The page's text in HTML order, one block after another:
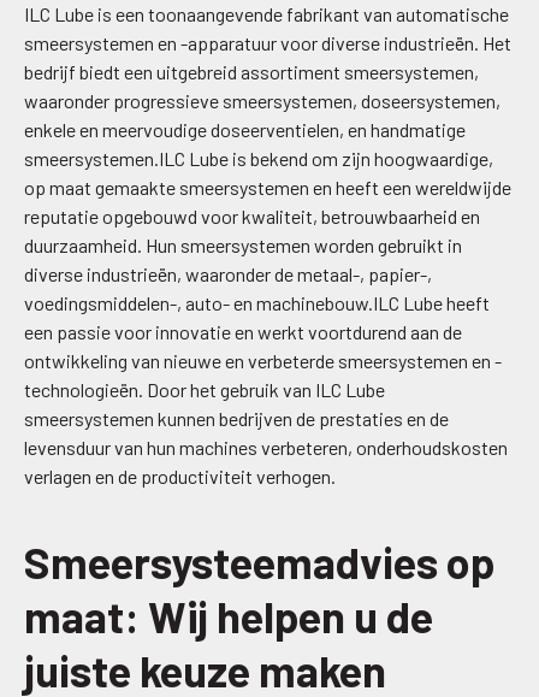
ILC Lube is een toonaangevende fabrikant van automatische
smeersystemen en -apparatuur voor diverse industrieën. Het
bedrijf biedt een uitgebreid assortiment smeersystemen,
waaronder progressieve smeersystemen, doseersystemen,
enkele en meervoudige doseerventielen, en handmatige
smeersystemen.ILC Lube is bekend om zijn hoogwaardige,
op maat gemaakte smeersystemen en heeft een wereldwijde
reputatie opgebouwd voor kwaliteit, betrouwbaarheid en
duurzaamheid. Hun smeersystemen worden gebruikt in
diverse industrieën, waaronder de metaal-, papier-,
voedingsmiddelen-, auto- en machinebouw.ILC Lube heeft
een passie voor innovatie en werkt voortdurend aan de
ontwikkeling van nieuwe en verbeterde smeersystemen en -
technologieën. Door het gebruik van ILC Lube
smeersystemen kunnen bedrijven de prestaties en de
levensduur van hun machines verbeteren, onderhoudskosten
verlagen en de productiviteit verhogen.
Smeersysteemadvies op
maat: Wij helpen u de
juiste keuze maken